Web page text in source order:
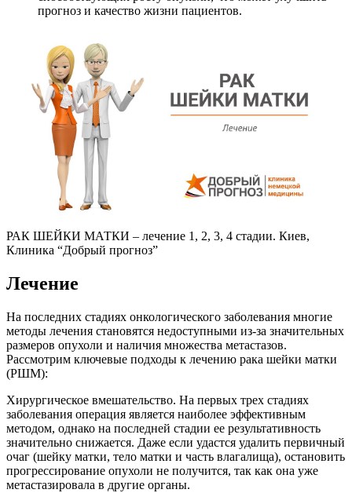
прогноз и качество жизни пациентов.
РАК ШЕЙКИ МАТКИ – лечение 1, 2, 3, 4 стадии. Киев,
Клиника “Добрый прогноз”
Лечение
На последних стадиях онкологического заболевания многие
методы лечения становятся недоступными из-за значительных
размеров опухоли и наличия множества метастазов.
Рассмотрим ключевые подходы к лечению рака шейки матки
(РШМ):
Хирургическое вмешательство. На первых трех стадиях
заболевания операция является наиболее эффективным
методом, однако на последней стадии ее результативность
значительно снижается. Даже если удастся удалить первичный
очаг (шейку матки, тело матки и часть влагалища), остановить
прогрессирование опухоли не получится, так как она уже
метастазировала в другие органы.